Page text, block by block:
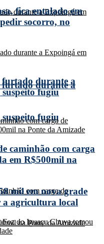
furtado durante a
fugiu
fica entalado em
socorro, no
furtado durante a
fugiu
caminhão com carga
em R$500mil na
mil em nova grade
agricultura local